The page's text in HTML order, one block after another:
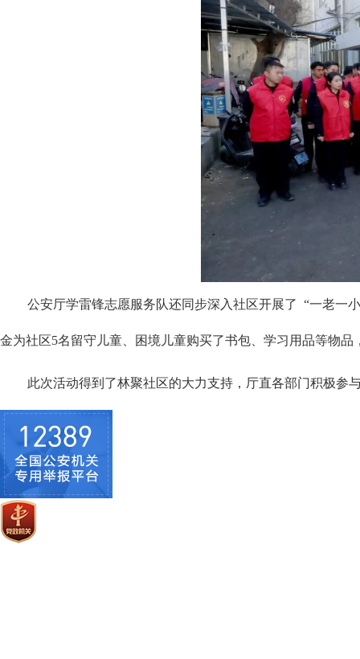
公安厅学雷锋志愿服务队还同步深入社区开展了 “一老一
金为社区5名留守儿童、困境儿童购买了书包、学习用品等物
此次活动得到了林聚社区的大力支持，厅直各部门积极参